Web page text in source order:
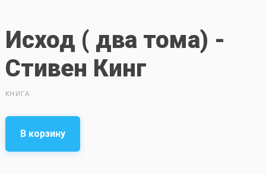
Исход ( два тома) -
Стивен Кинг
КНИГА
В корзину